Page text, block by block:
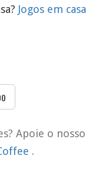
Jogos em casa
Apoie o nosso
.